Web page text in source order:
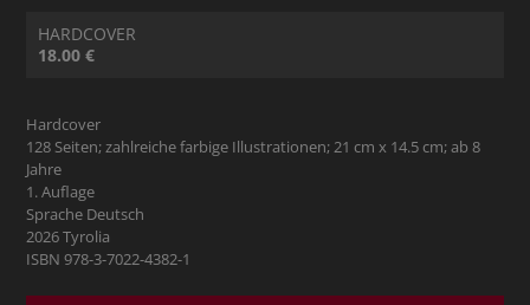
HARDCOVER
18.00 €
Hardcover
128 Seiten; zahlreiche farbige Illustrationen; 21 cm x 14.5 cm; ab 8
Jahre
1. Auflage
Sprache Deutsch
2026 Tyrolia
ISBN 978-3-7022-4382-1